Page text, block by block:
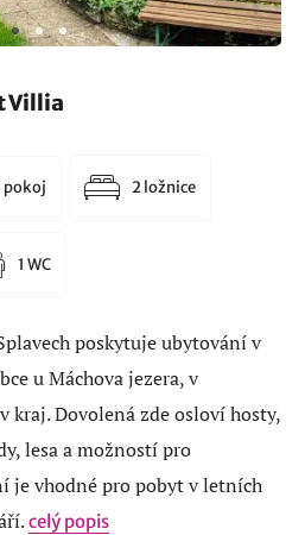
Villia
pokoj 2 ložnice
1 WC
poskytuje ubytování v
u Máchova jezera, v
kraj. Dovolená zde osloví hosty,
lesa a možností pro
je vhodné pro pobyt v letních
celý popis